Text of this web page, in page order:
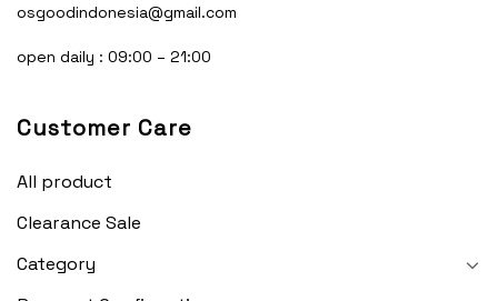
osgoodindonesia@gmail.com
open daily : 09:00 – 21:00
Customer Care
All product
Clearance Sale
Category